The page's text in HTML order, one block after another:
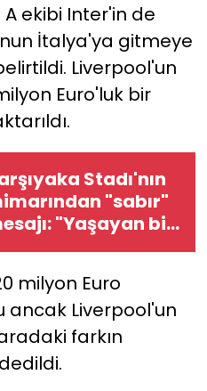
ekibi Inter'in de
İtalya'ya gitmeye
Liverpool'un
Euro'luk bir
Stadı'nın
"sabır"
"Yaşayan bir
olacak"
milyon Euro
ancak Liverpool'un
farkın